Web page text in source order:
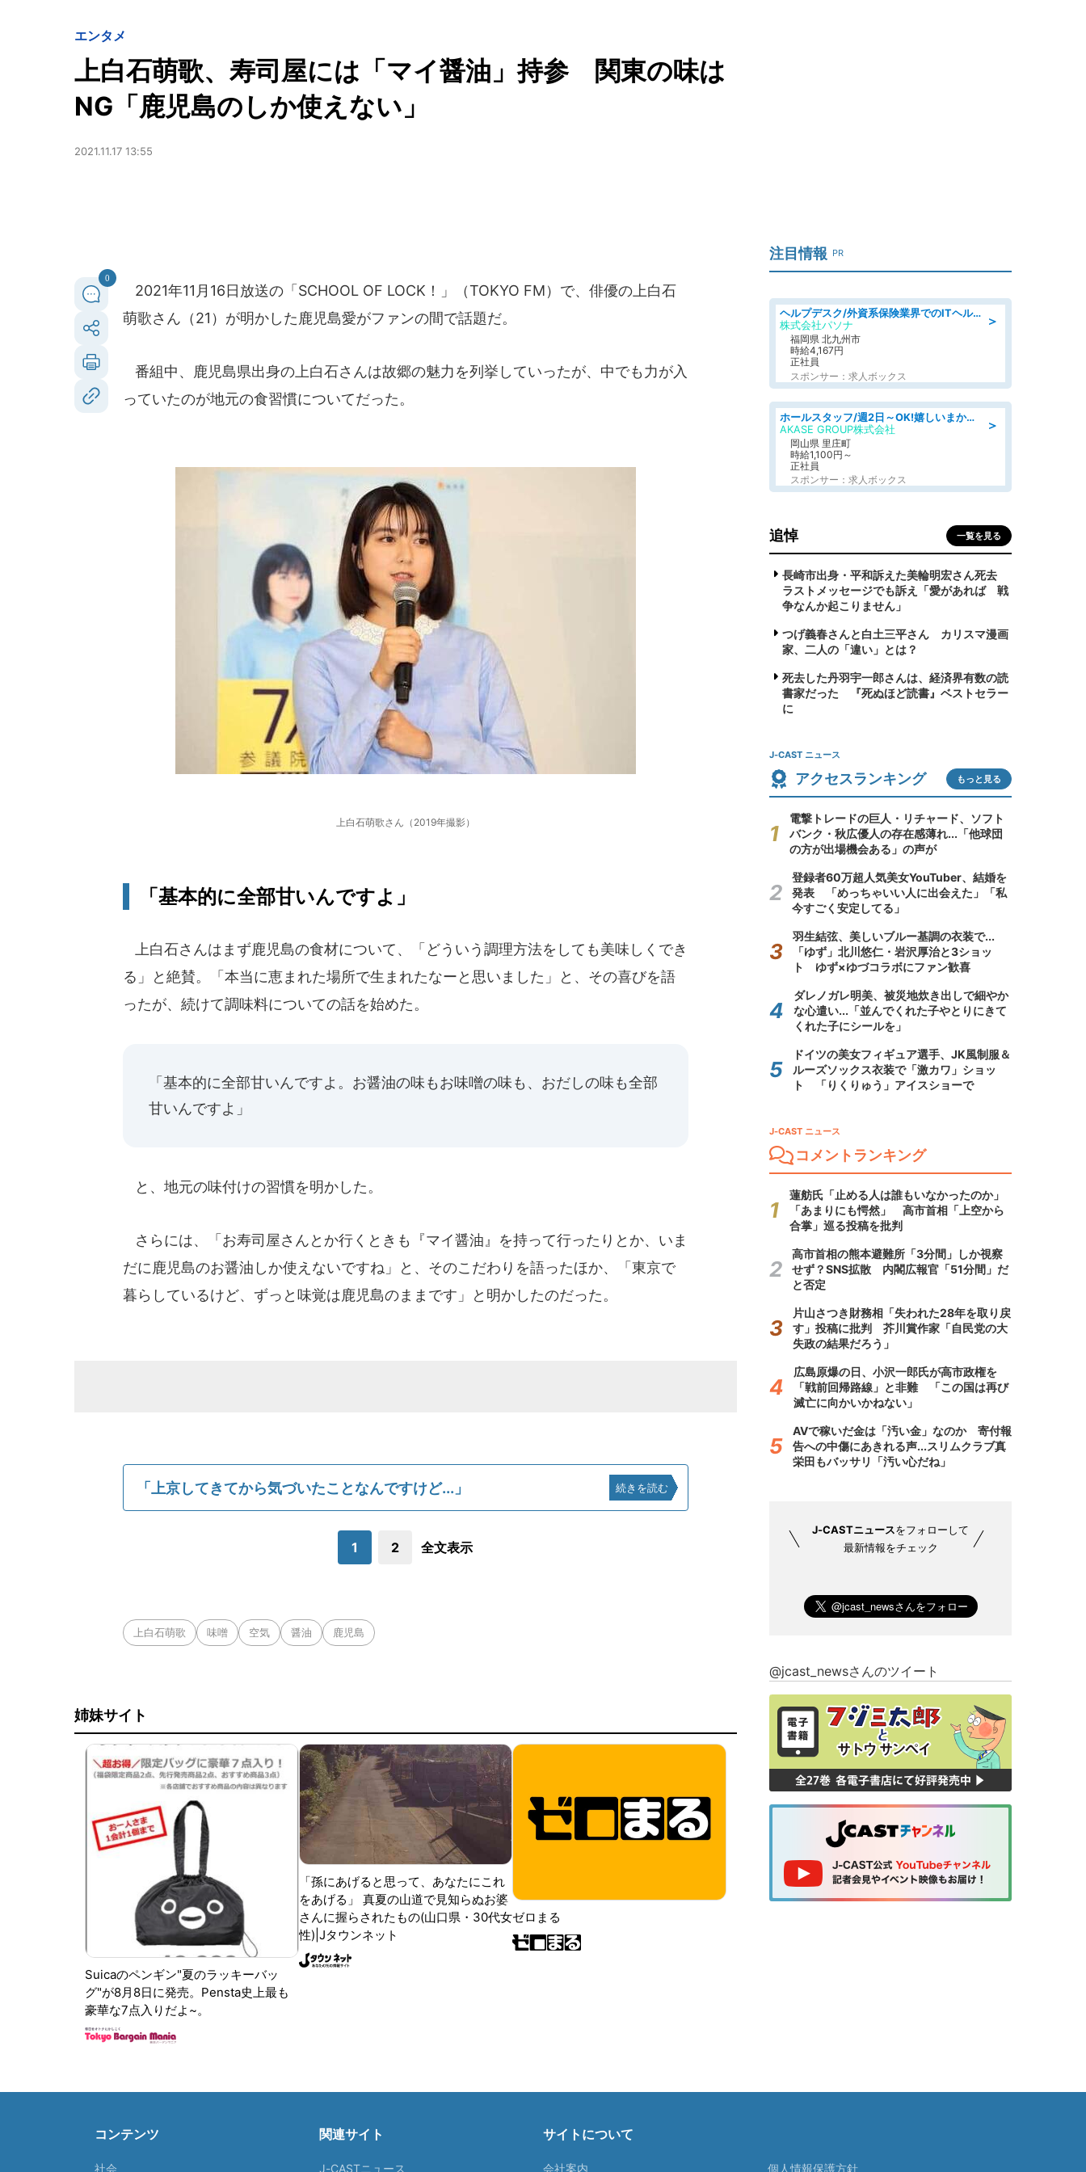
エンタメ
上白石萌歌、寿司屋には「マイ醤油」持参 関東の味は
NG「鹿児島のしか使えない」
2021.11.17 13:55
0
2021年11月16日放送の「SCHOOL OF LOCK！」（TOKYO FM）で、俳優の上白石
萌歌さん（21）が明かした鹿児島愛がファンの間で話題だ。
番組中、鹿児島県出身の上白石さんは故郷の魅力を列挙していったが、中でも力が入
っていたのが地元の食習慣についてだった。
上白石萌歌さん（2019年撮影）
「基本的に全部甘いんですよ」
上白石さんはまず鹿児島の食材について、「どういう調理方法をしても美味しくでき
る」と絶賛。「本当に恵まれた場所で生まれたなーと思いました」と、その喜びを語
ったが、続けて調味料についての話を始めた。
「基本的に全部甘いんですよ。お醤油の味もお味噌の味も、おだしの味も全部
甘いんですよ」
と、地元の味付けの習慣を明かした。
さらには、「お寿司屋さんとか行くときも『マイ醤油』を持って行ったりとか、いま
だに鹿児島のお醤油しか使えないですね」と、そのこだわりを語ったほか、「東京で
暮らしているけど、ずっと味覚は鹿児島のままです」と明かしたのだった。
「上京してきてから気づいたことなんですけど...」 続きを読む
1 2 全文表示
上白石萌歌 味噌 空気 醤油 鹿児島
姉妹サイト
Suicaのペンギン"夏のラッキーバッ
グ"が8月8日に発売。Pensta史上最も
豪華な7点入りだよ~。
「孫にあげると思って、あなたにこれ
をあげる」 真夏の山道で見知らぬお婆
さんに握らされたもの(山口県・30代女
性)|Jタウンネット
ゼロまる
注目情報 PR
＞
ヘルプデスク/外資系保険業界でのITヘルプデスク業務/駅近/即日勤務可/ヘルプデスク
株式会社パソナ
福岡県 北九州市
時給4,167円
正社員
スポンサー：求人ボックス
＞
ホールスタッフ/週2日～OK!嬉しいまかない付き/岡山県/浅口郡里庄町
AKASE GROUP株式会社
岡山県 里庄町
時給1,100円～
正社員
スポンサー：求人ボックス
追悼 一覧を見る
長崎市出身・平和訴えた美輪明宏さん死去
ラストメッセージでも訴え「愛があれば 戦
争なんか起こりません」
つげ義春さんと白土三平さん カリスマ漫画
家、二人の「違い」とは？
死去した丹羽宇一郎さんは、経済界有数の読
書家だった 『死ぬほど読書』ベストセラー
に
J-CAST ニュース
アクセスランキング もっと見る
電撃トレードの巨人・リチャード、ソフト
バンク・秋広優人の存在感薄れ...「他球団
の方が出場機会ある」の声が
登録者60万超人気美女YouTuber、結婚を
発表 「めっちゃいい人に出会えた」「私
今すごく安定してる」
羽生結弦、美しいブルー基調の衣装で...
「ゆず」北川悠仁・岩沢厚治と3ショッ
ト ゆず×ゆづコラボにファン歓喜
ダレノガレ明美、被災地炊き出しで細やか
な心遣い...「並んでくれた子やとりにきて
くれた子にシールを」
ドイツの美女フィギュア選手、JK風制服＆
ルーズソックス衣装で「激カワ」ショッ
ト 「りくりゅう」アイスショーで
J-CAST ニュース
コメントランキング
蓮舫氏「止める人は誰もいなかったのか」
「あまりにも愕然」 高市首相「上空から
合掌」巡る投稿を批判
高市首相の熊本避難所「3分間」しか視察
せず？SNS拡散 内閣広報官「51分間」だ
と否定
片山さつき財務相「失われた28年を取り戻
す」投稿に批判 芥川賞作家「自民党の大
失政の結果だろう」
広島原爆の日、小沢一郎氏が高市政権を
「戦前回帰路線」と非難 「この国は再び
滅亡に向かいかねない」
AVで稼いだ金は「汚い金」なのか 寄付報
告への中傷にあきれる声...スリムクラブ真
栄田もバッサリ「汚い心だね」
J-CASTニュースをフォローして
最新情報をチェック
@jcast_newsさんのツイート
コンテンツ
社会
関連サイト
J-CASTニュース
サイトについて
会社案内 個人情報保護方針